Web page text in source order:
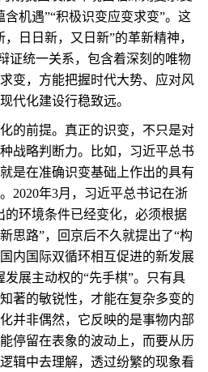
机遇”“积极识变应变求变”。这
日日新，又日新”的革新精神，
证统一关系，包含着深刻的唯物
变，方能把握时代大势、应对风
代化建设行稳致远。
前提。真正的识变，不只是对
战略判断力。比如，习近平总书
是在准确识变基础上作出的具有
2020年3月，习近平总书记在浙
的环境条件已经变化，必须根据
思路”，回京后不久就提出了“构
内国际双循环相互促进的新发展
展主动权的“先手棋”。只有具
著的敏锐性，才能在复杂多变的
并非偶然，它反映的是事物内部
停留在表象的波动上，而要从历
辑中去理解，透过纷繁的现象看